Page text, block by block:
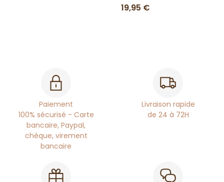
19,95 €
Paiement
100% sécurisé - Carte
bancaire, Paypal,
chèque, virement
bancaire
Livraison rapide
de 24 à 72H